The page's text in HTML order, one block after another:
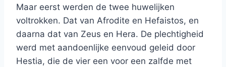
Maar eerst werden de twee huwelijken
voltrokken. Dat van Afrodite en Hefaistos, en
daarna dat van Zeus en Hera. De plechtigheid
werd met aandoenlijke eenvoud geleid door
Hestia, die de vier een voor een zalfde met